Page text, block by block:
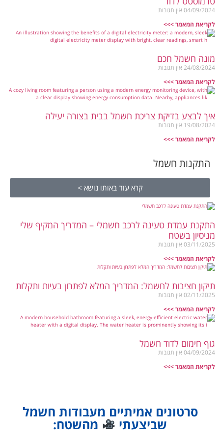
04/09/2024 אין תגובות
לקריאת המאמר >>>
מונה חשמל חכם
24/08/2024 אין תגובות
לקריאת המאמר >>>
איך לבצע בדיקת צריכת חשמל בבית בצורה יעילה
19/08/2024 אין תגובות
לקריאת המאמר >>>
התקנות חשמל
קרא עוד באותו נושא >
התקנת עמדת טעינה לרכב חשמלי – המדריך המקיף שלי
מניסיון בשטח
03/11/2025 אין תגובות
לקריאת המאמר >>>
תיקון חציבות לחשמל: המדריך המלא לפתרון בעיות ותקלות
02/11/2025 אין תגובות
לקריאת המאמר >>>
גוף חימום לדוד חשמל
04/09/2024 אין תגובות
לקריאת המאמר >>>
סרטונים אמיתיים מעבודות חשמל
שביצעתי מהשטח: